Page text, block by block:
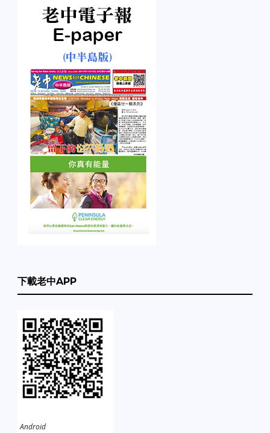
下載老中APP
Android